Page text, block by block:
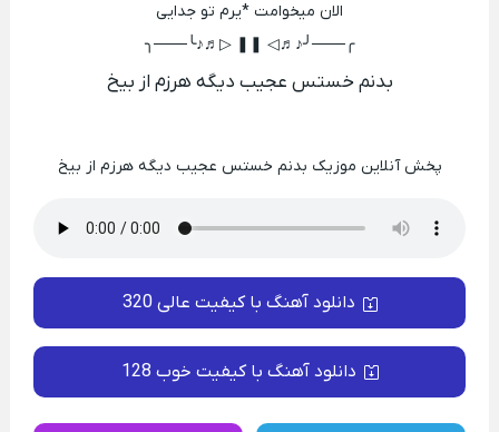
الان میخوامت *یرم تو جدایی
╭───╯♪♬◁ ❚❚ ▷♬♪╰───╮
بدنم خستس عجیب دیگه هرزم از بیخ
پخش آنلاین موزیک بدنم خستس عجیب دیگه هرزم از بیخ
دانلود آهنگ با کیفیت عالی 320
دانلود آهنگ با کیفیت خوب 128